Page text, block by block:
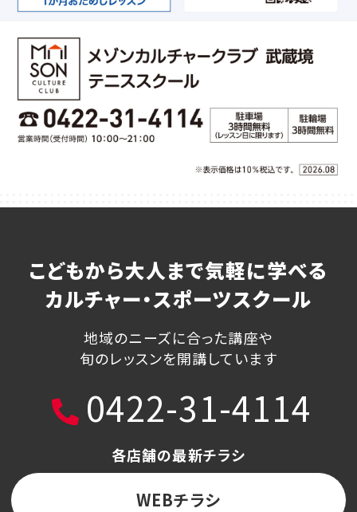
こどもから大人まで気軽に学べる
カルチャー・スポーツスクール
地域のニーズに合った講座や
旬のレッスンを開講しています
0422-31-4114
各店舗の最新チラシ
WEBチラシ